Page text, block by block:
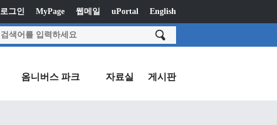
로그인 MyPage 웹메일 uPortal English
옴니버스 파크 자료실 게시판